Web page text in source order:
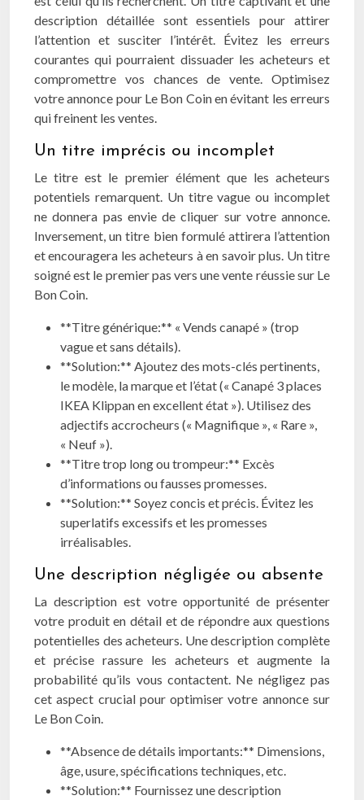
description détaillée sont essentiels pour attirer
l’attention et susciter l’intérêt. Évitez les erreurs
courantes qui pourraient dissuader les acheteurs et
compromettre vos chances de vente. Optimisez
votre annonce pour Le Bon Coin en évitant les erreurs
qui freinent les ventes.
Un titre imprécis ou incomplet
Le titre est le premier élément que les acheteurs
potentiels remarquent. Un titre vague ou incomplet
ne donnera pas envie de cliquer sur votre annonce.
Inversement, un titre bien formulé attirera l’attention
et encouragera les acheteurs à en savoir plus. Un titre
soigné est le premier pas vers une vente réussie sur Le
Bon Coin.
**Titre générique:** « Vends canapé » (trop
vague et sans détails).
**Solution:** Ajoutez des mots-clés pertinents,
le modèle, la marque et l’état (« Canapé 3 places
IKEA Klippan en excellent état »). Utilisez des
adjectifs accrocheurs (« Magnifique », « Rare »,
« Neuf »).
**Titre trop long ou trompeur:** Excès
d’informations ou fausses promesses.
**Solution:** Soyez concis et précis. Évitez les
superlatifs excessifs et les promesses
irréalisables.
Une description négligée ou absente
La description est votre opportunité de présenter
votre produit en détail et de répondre aux questions
potentielles des acheteurs. Une description complète
et précise rassure les acheteurs et augmente la
probabilité qu’ils vous contactent. Ne négligez pas
cet aspect crucial pour optimiser votre annonce sur
Le Bon Coin.
**Absence de détails importants:** Dimensions,
âge, usure, spécifications techniques, etc.
**Solution:** Fournissez une description